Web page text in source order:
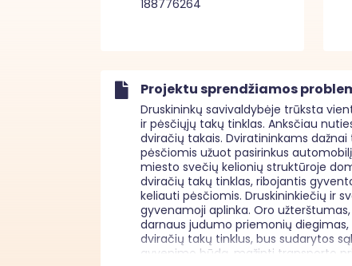
188776264
Projektu sprendžiamos
Druskininkų savivaldybėje trūksta
ir pėsčiųjų takų tinklas. Anksčiau
dviračių takais. Dviratininkams
pėsčiomis užuot pasirinkus
miesto svečių kelionių struktūroje
dviračių takų tinklas, ribojantis
keliauti pėsčiomis. Druskininkiečių ir
gyvenamoji aplinka. Oro
darnaus judumo priemonių
dviračių takų tinklus, bus sudarytos
gyvenimo būdą, mažinti transporto